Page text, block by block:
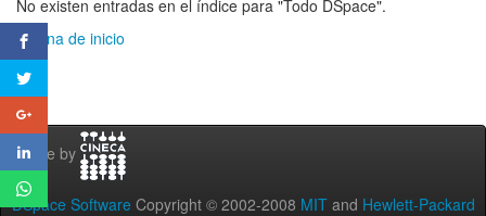
No existen entradas en el índice para "Todo DSpace".
Página de inicio
Theme by
DSpace Software Copyright © 2002-2008 MIT and Hewlett-Packard